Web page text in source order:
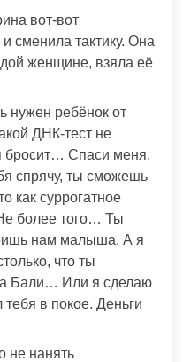
вот-вот
сменила тактику. Она
женщине, взяла её
ребёнок от
ДНК-тест не
Спаси меня,
спрячу, ты сможешь
как суррогатное
более того… Ты
нам малыша. А я
что ты
Бали… Или я сделаю
в покое. Деньги
не нанять